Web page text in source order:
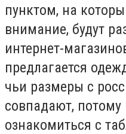
пунктом, на
внимание, будут
интернет-
предлагается
чьи размеры с
совпадают,
ознакомиться с